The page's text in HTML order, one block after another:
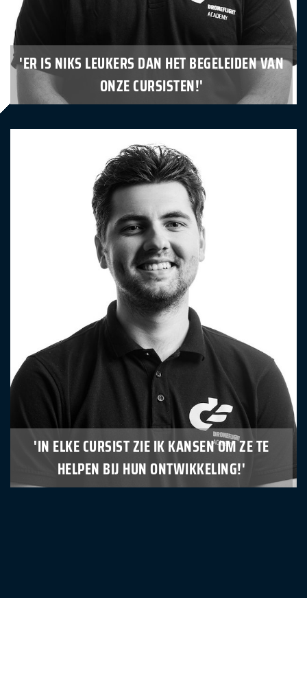
'ER IS NIKS LEUKERS DAN HET BEGELEIDEN VAN
ONZE CURSISTEN!'
'IN ELKE CURSIST ZIE IK KANSEN OM ZE TE
HELPEN BIJ HUN ONTWIKKELING!'